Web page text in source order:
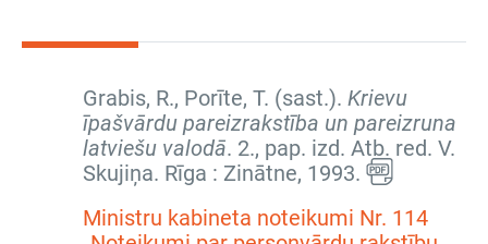
Grabis, R., Porīte, T. (sast.). Krievu
īpašvārdu pareizrakstība un pareizruna
latviešu valodā. 2., pap. izd. Atb. red. V.
Skujiņa. Rīga : Zinātne, 1993.
Ministru kabineta noteikumi Nr. 114